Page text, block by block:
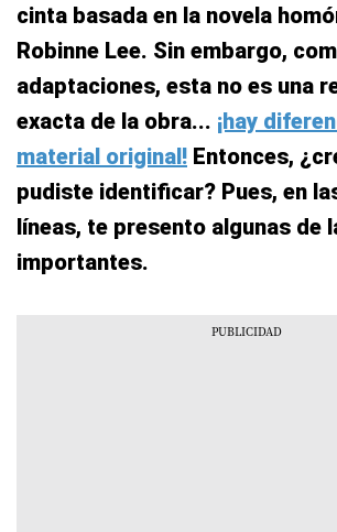
cinta basada en la novela
Robinne Lee. Sin embargo,
adaptaciones, esta no es una
exacta de la obra... ¡hay
material original! Entonces,
pudiste identificar? Pues, en
líneas, te presento algunas de
importantes.